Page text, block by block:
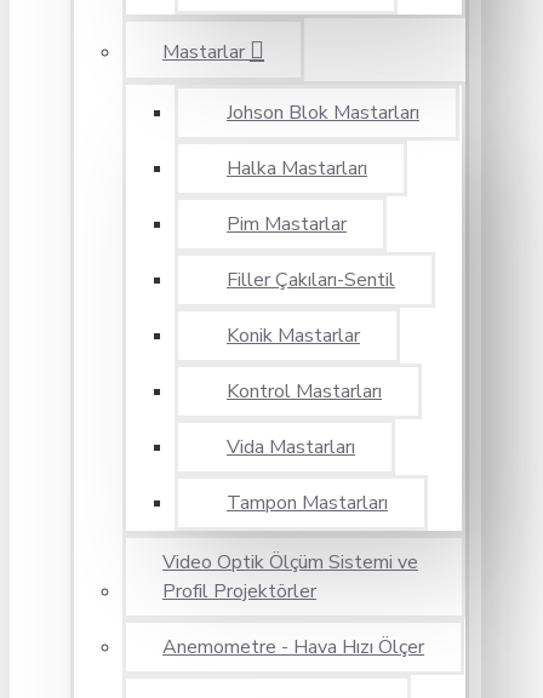
Mastarlar
Johson Blok Mastarları
Halka Mastarları
Pim Mastarlar
Filler Çakıları-Sentil
Konik Mastarlar
Kontrol Mastarları
Vida Mastarları
Tampon Mastarları
Video Optik Ölçüm Sistemi ve
Profil Projektörler
Anemometre - Hava Hızı Ölçer